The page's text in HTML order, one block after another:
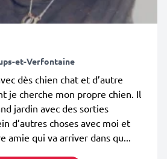
et-Verfontaine
dès chien chat et d’autre
je cherche mon propre chien. Il
jardin avec des sorties
d’autres choses avec moi et
amie qui va arriver dans qu...